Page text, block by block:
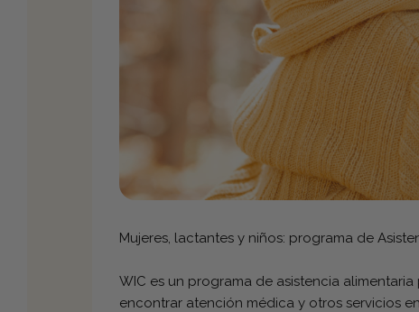
Mujeres, lactantes y niños: programa de
WIC es un programa de asistencia
encontrar atención médica y otros servicios